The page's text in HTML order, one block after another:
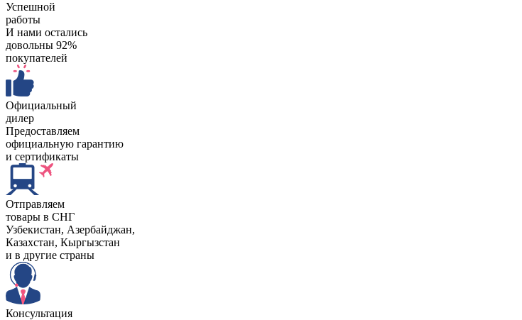
Успешной
работы
И нами остались
довольны 92%
покупателей
Официальный
дилер
Предоставляем
официальную гарантию
и сертификаты
Отправляем
товары в СНГ
Узбекистан, Aзербайджан,
Казахстан, Кыргызстан
и в другие страны
Консультация